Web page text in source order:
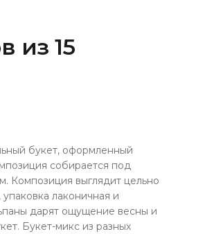
из 15
букет, оформленный
собирается под
Композиция выглядит цельно
лаконичная и
дарят ощущение весны и
Букет-микс из разных